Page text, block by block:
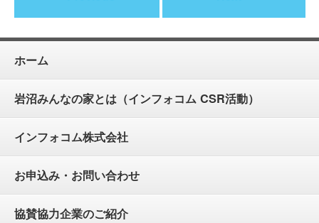
ホーム
岩沼みんなの家とは（インフォコム CSR活動）
インフォコム株式会社
お申込み・お問い合わせ
協賛協力企業のご紹介